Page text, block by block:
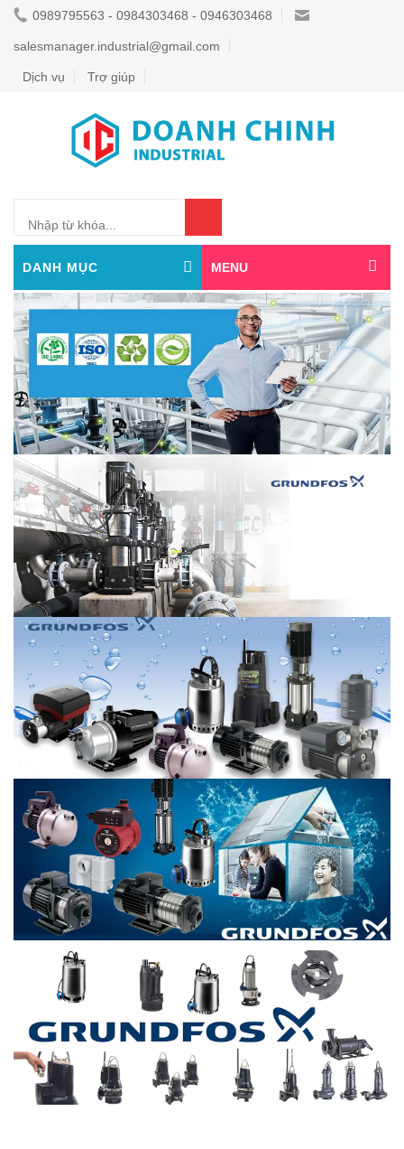
0989795563 - 0984303468 - 0946303468
salesmanager.industrial@gmail.com
Dịch vụ Trợ giúp
DANH MỤC MENU